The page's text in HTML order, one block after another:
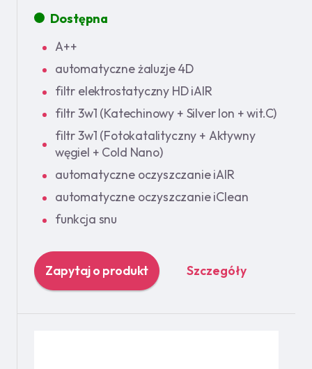
Dostępna
A++
automatyczne żaluzje 4D
filtr elektrostatyczny HD iAIR
filtr 3w1 (Katechinowy + Silver Ion + wit.C)
filtr 3w1 (Fotokatalityczny + Aktywny
węgiel + Cold Nano)
automatyczne oczyszczanie iAIR
automatyczne oczyszczanie iClean
funkcja snu
Zapytaj o produkt Szczegóły